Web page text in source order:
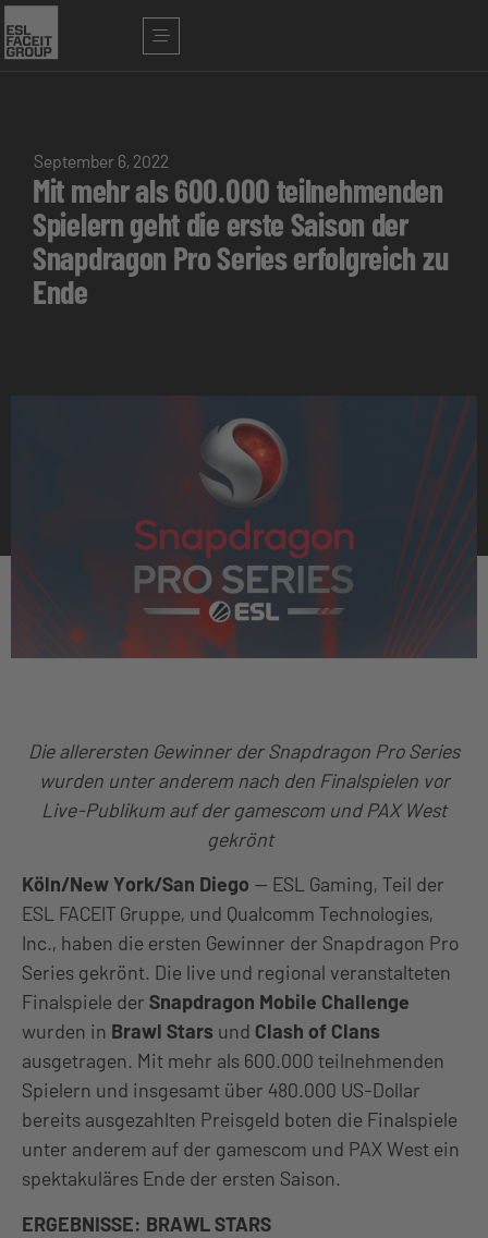
September 6, 2022
Mit mehr als 600.000 teilnehmenden
Spielern geht die erste Saison der
Snapdragon Pro Series erfolgreich zu
Ende
Die allerersten Gewinner der Snapdragon Pro Series
wurden unter anderem nach den Finalspielen vor
Live-Publikum auf der gamescom und PAX West
gekrönt
Köln/New York/San Diego — ESL Gaming, Teil der
ESL FACEIT Gruppe, und Qualcomm Technologies,
Inc., haben die ersten Gewinner der Snapdragon Pro
Series gekrönt. Die live und regional veranstalteten
Finalspiele der Snapdragon Mobile Challenge
wurden in Brawl Stars und Clash of Clans
ausgetragen. Mit mehr als 600.000 teilnehmenden
Spielern und insgesamt über 480.000 US-Dollar
bereits ausgezahlten Preisgeld boten die Finalspiele
unter anderem auf der gamescom und PAX West ein
spektakuläres Ende der ersten Saison.
ERGEBNISSE: BRAWL STARS